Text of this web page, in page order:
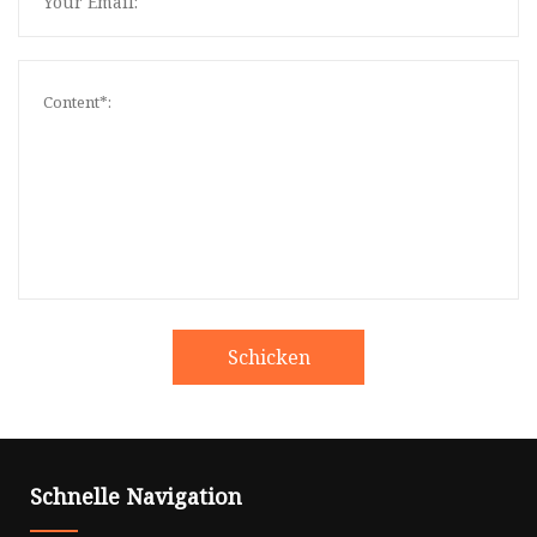
Schicken
Schnelle Navigation